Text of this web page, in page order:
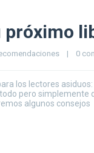
próximo
| 0
los lectores
pero
algunos consejos